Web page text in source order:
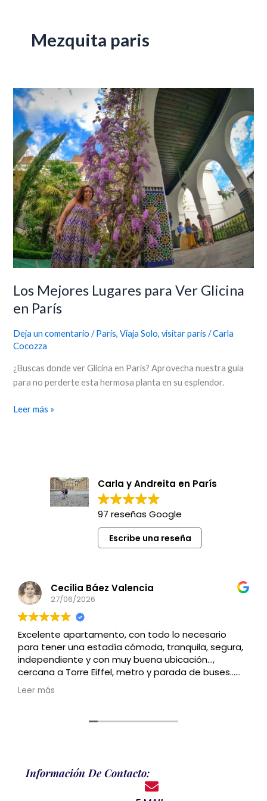
Mezquita paris
Los Mejores Lugares para Ver Glicina
en París
Deja un comentario /París,Viaja Solo,visitar paris /Carla
Cocozza
¿Buscas donde ver Glicina en París? Aprovecha nuestra guía
para no perderte esta hermosa planta en su esplendor.
Los
Mejores
Lugares
para
Ver
Glicina
en
París
Leer más »
Carla y Andreita en París
97 reseñas Google
Escribe una reseña
Cecilia Báez Valencia
27/06/2026
Excelente apartamento, con todo lo necesario
para tener una estadía cómoda, tranquila, segura,
independiente y con muy buena ubicación…,
cercana a Torre Eiffel, metro y parada de buses…
Recomendado
Leer más
Información De Contacto: